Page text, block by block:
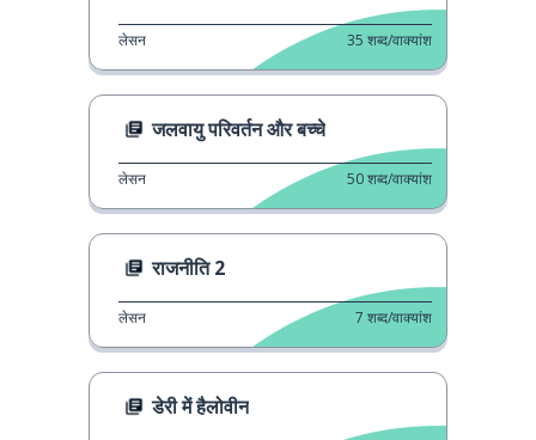
लेसन 35 शब्द/वाक्यांश
जलवायु परिवर्तन और बच्चे
लेसन 50शब्द/वाक्यांश
राजनीति 2
लेसन 7 शब्द/वाक्यांश
डेरी में हैलोवीन